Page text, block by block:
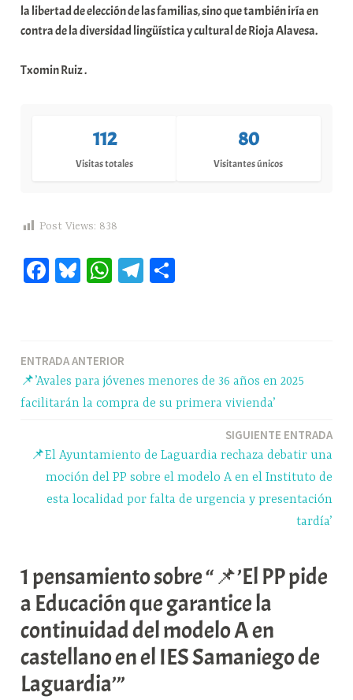
la libertad de elección de las familias, sino que también iría en
contra de la diversidad lingüística y cultural de Rioja Alavesa.
Txomin Ruiz .
112
Visitas totales
80
Visitantes únicos
Post Views: 838
Fa Bl W
pp
Te
m rti
r
Navegación
de
ENTRADA ANTERIOR
📌’Avales para jóvenes menores de 36 años en 2025
facilitarán la compra de su primera vivienda’
SIGUIENTE ENTRADA
📌El Ayuntamiento de Laguardia rechaza debatir una
moción del PP sobre el modelo A en el Instituto de
esta localidad por falta de urgencia y presentación
tardía’
1 pensamiento sobre “📌’El PP pide
a Educación que garantice la
continuidad del modelo A en
castellano en el IES Samaniego de
Laguardia’”